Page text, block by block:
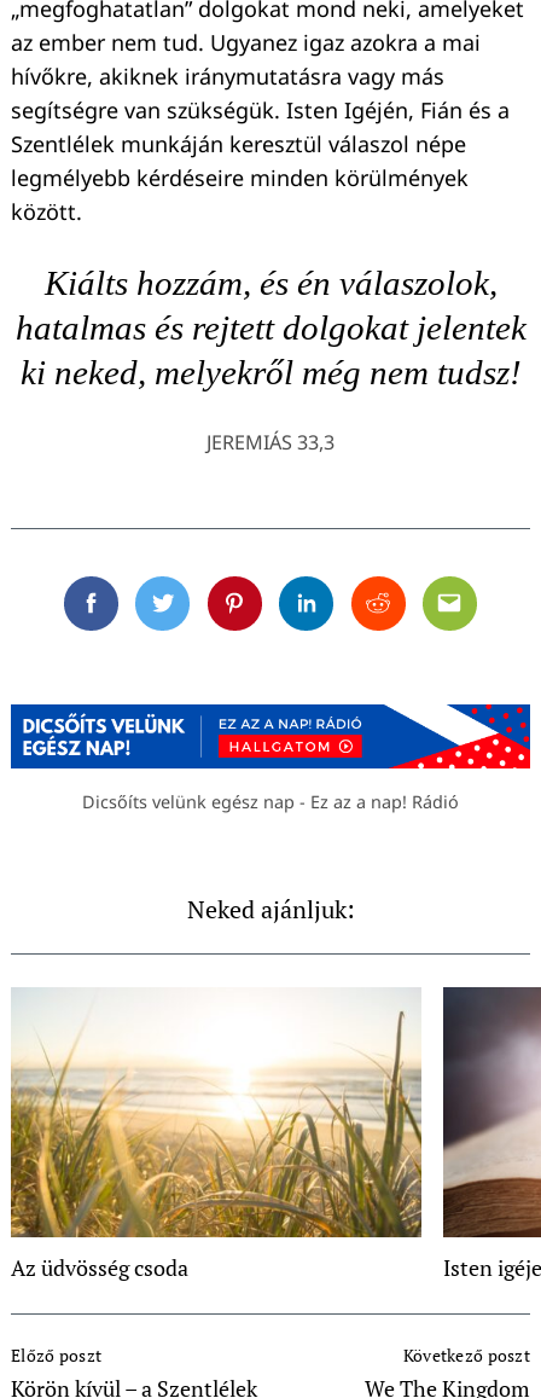
„megfoghatatlan” dolgokat mond neki, amelyeket
az ember nem tud. Ugyanez igaz azokra a mai
hívőkre, akiknek iránymutatásra vagy más
segítségre van szükségük. Isten Igéjén, Fián és a
Szentlélek munkáján keresztül válaszol népe
legmélyebb kérdéseire minden körülmények
között.
Kiálts hozzám, és én válaszolok,
hatalmas és rejtett dolgokat jelentek
ki neked, melyekről még nem tudsz!
JEREMIÁS 33,3
FacebookTwitterPinterestLinkedinRedditEmail
Dicsőíts velünk egész nap - Ez az a nap! Rádió
Neked ajánljuk:
Az üdvösség csoda Isten
Navigation
Előző poszt
Körön kívül – a Szentlélek
Következő poszt
We The Kingdom